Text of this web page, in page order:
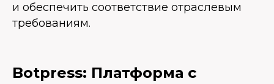
и обеспечить соответствие отраслевым
требованиям.
Botpress: Платформа с